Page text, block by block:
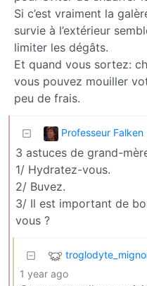
Si c’est vraiment la
survie à l’extérieur
limiter les dégâts.
Et quand vous sortez:
vous pouvez mouiller
peu de frais.
Professeur Falken
3 astuces de grand-
1/ Hydratez-vous.
2/ Buvez.
3/ Il est important de
vous ?
1 year ago